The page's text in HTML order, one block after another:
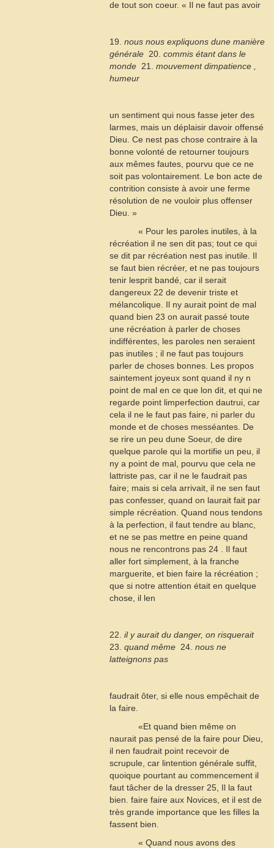
de tout son coeur. « Il ne faut pas avoir
19. nous nous expliquons dune manière
générale  20. commis étant dans le
monde  21. mouvement dimpatience ,
humeur
un sentiment qui nous fasse jeter des
larmes, mais un déplaisir davoir offensé
Dieu. Ce nest pas chose contraire à la
bonne volonté de retourner toujours
aux mêmes fautes, pourvu que ce ne
soit pas volontairement. Le bon acte de
contrition consiste à avoir une ferme
résolution de ne vouloir plus offenser
Dieu. »
« Pour les paroles inutiles, à la
récréation il ne sen dit pas; tout ce qui
se dit par récréation nest pas inutile. Il
se faut bien récréer, et ne pas toujours
tenir lesprit bandé, car il serait
dangereux 22 de devenir triste et
mélancolique. Il ny aurait point de mal
quand bien 23 on aurait passé toute
une récréation à parler de choses
indifférentes, les paroles nen seraient
pas inutiles ; il ne faut pas toujours
parler de choses bonnes. Les propos
saintement joyeux sont quand il ny n
point de mal en ce que lon dit, et qui ne
regarde point limperfection dautrui, car
cela il ne le faut pas faire, ni parler du
monde et de choses messéantes. De
se rire un peu dune Soeur, de dire
quelque parole qui la mortifie un peu, il
ny a point de mal, pourvu que cela ne
lattriste pas, car il ne le faudrait pas
faire; mais si cela arrivait, il ne sen faut
pas confesser, quand on laurait fait par
simple récréation. Quand nous tendons
à la perfection, il faut tendre au blanc,
et ne se pas mettre en peine quand
nous ne rencontrons pas 24 . Il faut
aller fort simplement, à la franche
marguerite, et bien faire la récréation ;
que si notre attention était en quelque
chose, il len
22. il y aurait du danger, on risquerait
23. quand même  24. nous ne
latteignons pas
faudrait ôter, si elle nous empêchait de
la faire.
«Et quand bien même on
naurait pas pensé de la faire pour Dieu,
il nen faudrait point recevoir de
scrupule, car lintention générale suffit,
quoique pourtant au commencement il
faut tâcher de la dresser 25 , Il la faut
bien. faire faire aux Novices, et il est de
très grande importance que les filles la
fassent bien.
« Quand nous avons des